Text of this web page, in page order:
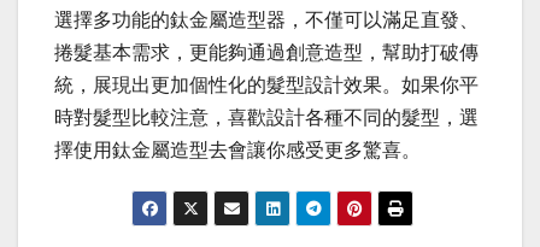
選擇多功能的鈦金屬造型器，不僅可以滿足直發、
捲髮基本需求，更能夠通過創意造型，幫助打破傳
統，展現出更加個性化的髮型設計效果。如果你平
時對髮型比較注意，喜歡設計各種不同的髮型，選
擇使用鈦金屬造型去會讓你感受更多驚喜。